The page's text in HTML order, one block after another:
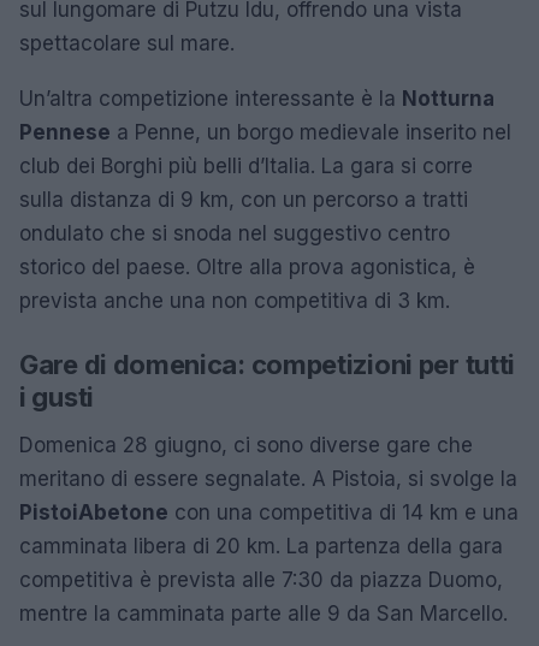
sul lungomare di Putzu Idu, offrendo una vista
spettacolare sul mare.
Un’altra competizione interessante è la Notturna
Pennese a Penne, un borgo medievale inserito nel
club dei Borghi più belli d’Italia. La gara si corre
sulla distanza di 9 km, con un percorso a tratti
ondulato che si snoda nel suggestivo centro
storico del paese. Oltre alla prova agonistica, è
prevista anche una non competitiva di 3 km.
Gare di domenica: competizioni per tutti
i gusti
Domenica 28 giugno, ci sono diverse gare che
meritano di essere segnalate. A Pistoia, si svolge la
PistoiAbetone con una competitiva di 14 km e una
camminata libera di 20 km. La partenza della gara
competitiva è prevista alle 7:30 da piazza Duomo,
mentre la camminata parte alle 9 da San Marcello.